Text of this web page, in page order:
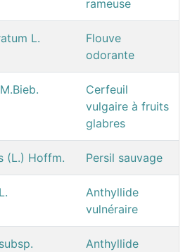
rameuse
L.
Flouve
odorante
Cerfeuil
vulgaire à fruits
glabres
(L.) Hoffm. Persil sauvage
Anthyllide
vulnéraire
Anthyllide